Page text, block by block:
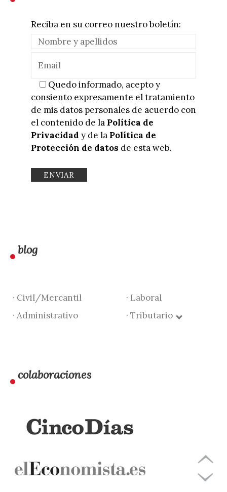
Reciba en su correo nuestro boletín:
Quedo informado, acepto y
consiento expresamente el tratamiento
de mis datos personales de acuerdo con
el contenido de la Política de
Privacidad y de la Política de
Protección de datos de esta web.
blog
· Civil/Mercantil
· Laboral
· Administrativo
· Tributario
colaboraciones